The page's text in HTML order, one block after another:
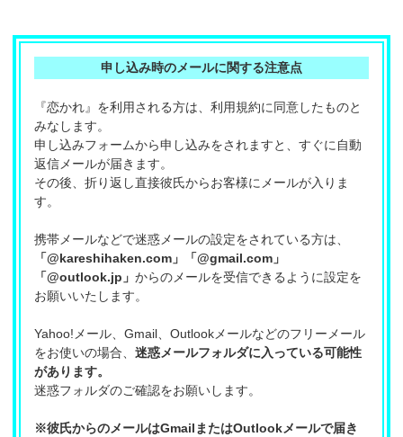
申し込み時のメールに関する注意点
『恋かれ』を利用される方は、利用規約に同意したものと
みなします。
申し込みフォームから申し込みをされますと、すぐに自動
返信メールが届きます。
その後、折り返し直接彼氏からお客様にメールが入りま
す。
携帯メールなどで迷惑メールの設定をされている方は、
「@kareshihaken.com」「@gmail.com」
「@outlook.jp」からのメールを受信できるように設定を
お願いいたします。
Yahoo!メール、Gmail、Outlookメールなどのフリーメール
をお使いの場合、迷惑メールフォルダに入っている可能性
があります。
迷惑フォルダのご確認をお願いします。
※彼氏からのメールはGmailまたはOutlookメールで届き